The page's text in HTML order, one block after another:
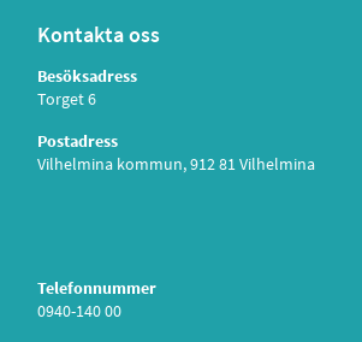
Kontakta oss
Besöksadress
Torget 6
Postadress
Vilhelmina kommun, 912 81 Vilhelmina
Telefonnummer
0940-140 00